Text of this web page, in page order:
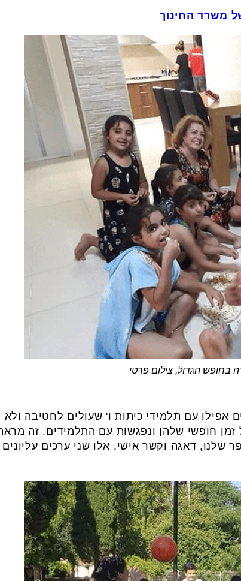
משרד החינוך
בחופש הגדול, צילום פרטי
עם תלמידי כיתות ו' שעולים לחטיבה ולא
זמן חופשי שלהן ונפגשות עם התלמידים. זה
שלנו, דאגה וקשר אישי, אלו שני ערכים